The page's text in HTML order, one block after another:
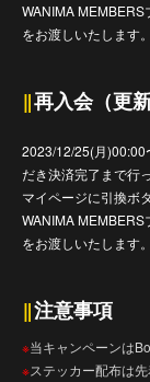
WANIMA
をお渡しいたします。
‖再入会（更
2023/12/25(月)00:00
だき決済完了まで行
マイページに引換ボ
WANIMA
をお渡しいたします。
‖注意事項
※当キャンペーンは
※ステッカー配布は